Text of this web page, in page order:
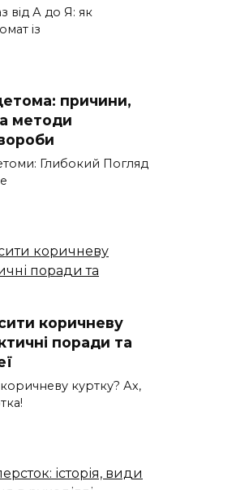
від А до Я: як
із
причини,
методи
Глибокий Погляд
коричневу
поради та
коричневу куртку? Ах,